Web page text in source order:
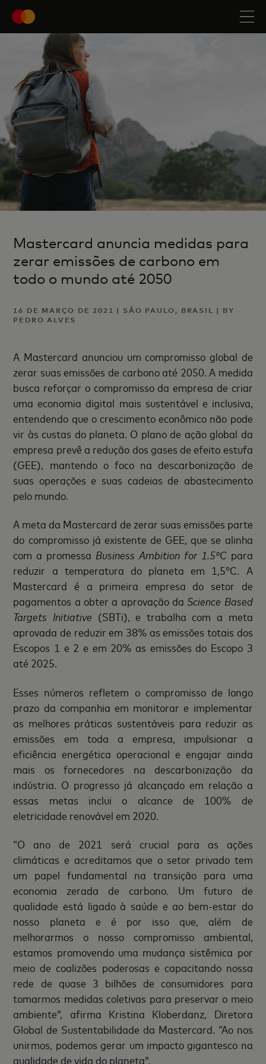
Mastercard anuncia medidas para
zerar emissões de carbono em
todo o mundo até 2050
16 DE MARÇO DE 2021 | SÃO PAULO, BRASIL | BY
PEDRO ALVES
A Mastercard anunciou um compromisso global de
zerar suas emissões de carbono até 2050. A medida
busca reforçar o compromisso da empresa de criar
uma economia digital mais sustentável e inclusiva,
entendendo que o crescimento econômico não pode
vir às custas do planeta. O plano de ação global da
empresa prevê a redução dos gases de efeito estufa
(GEE), mantendo o foco na descarbonização de
suas operações e suas cadeias de abastecimento
pelo mundo.
A meta da Mastercard de zerar suas emissões parte
do compromisso já existente de GEE, que se alinha
com a promessa Business Ambition for 1.5ºCpara
reduzir a temperatura do planeta em 1,5°C. A
Mastercard é a primeira empresa do setor de
pagamentos a obter a aprovação daScience Based
Targets Initiative (SBTi), e trabalha com a meta
aprovada de reduzir em 38% as emissões totais dos
Escopos 1 e 2 e em 20% as emissões do Escopo 3
até 2025.
Esses números refletem o compromisso de longo
prazo da companhia em monitorar e implementar
as melhores práticas sustentáveis para reduzir as
emissões em toda a empresa, impulsionar a
eficiência energética operacional e engajar ainda
mais os fornecedores na descarbonização da
indústria. O progresso já alcançado em relação a
essas metas inclui o alcance de 100% de
eletricidade renovável em 2020.
“O ano de 2021 será crucial para as ações
climáticas e acreditamos que o setor privado tem
um papel fundamental na transição para uma
economia zerada de carbono. Um futuro de
qualidade está ligado à saúde e ao bem-estar do
nosso planeta e é por isso que, além de
melhorarmos o nosso compromisso ambiental,
estamos promovendo uma mudança sistêmica por
meio de coalizões poderosas e capacitando nossa
rede de quase 3 bilhões de consumidores para
tomarmos medidas coletivas para preservar o meio
ambiente”, afirma Kristina Kloberdanz, Diretora
Global de Sustentabilidade da Mastercard. “Ao nos
unirmos, podemos gerar um impacto gigantesco na
qualidade de vida do planeta”.